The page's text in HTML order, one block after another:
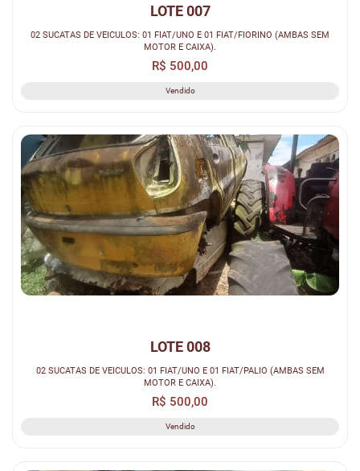
LOTE 007
02 SUCATAS DE VEICULOS: 01 FIAT/UNO E 01 FIAT/FIORINO (AMBAS SEM
MOTOR E CAIXA).
R$ 500,00
Vendido
LOTE 008
02 SUCATAS DE VEICULOS: 01 FIAT/UNO E 01 FIAT/PALIO (AMBAS SEM
MOTOR E CAIXA).
R$ 500,00
Vendido